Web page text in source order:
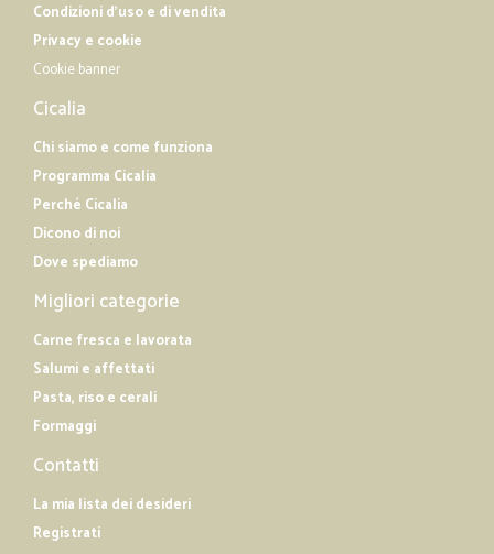
Condizioni d'uso e di vendita
Privacy e cookie
Cookie banner
Cicalia
Chi siamo e come funziona
Programma Cicalia
Perché Cicalia
Dicono di noi
Dove spediamo
Migliori categorie
Carne fresca e lavorata
Salumi e affettati
Pasta, riso e cerali
Formaggi
Contatti
La mia lista dei desideri
Registrati